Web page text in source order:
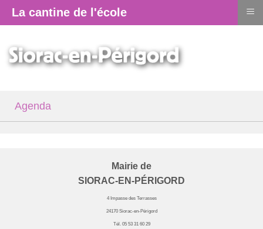
Agenda
Mairie de
SIORAC-EN-PÉRIGORD
4 Impasse des Terrasses
24170 Siorac-en-Périgord
Tél. 05 53 31 60 29
La cantine de l'école ≡